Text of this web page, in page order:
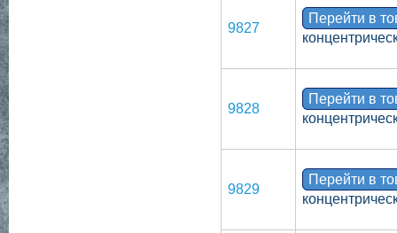
9827
Перейти в
9828
Перейти в
9829
Перейти в